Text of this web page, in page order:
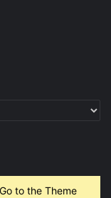
to the Theme